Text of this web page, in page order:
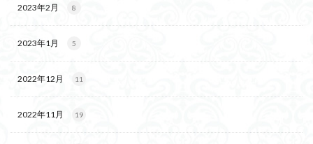
2023年2月 8
2023年1月 5
2022年12月 11
2022年11月 19